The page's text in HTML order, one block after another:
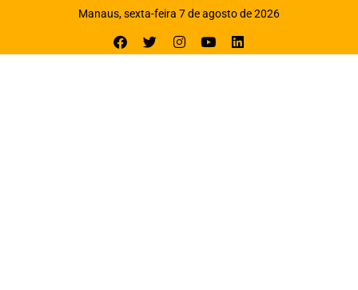
Manaus, sexta-feira 7 de agosto de 2026